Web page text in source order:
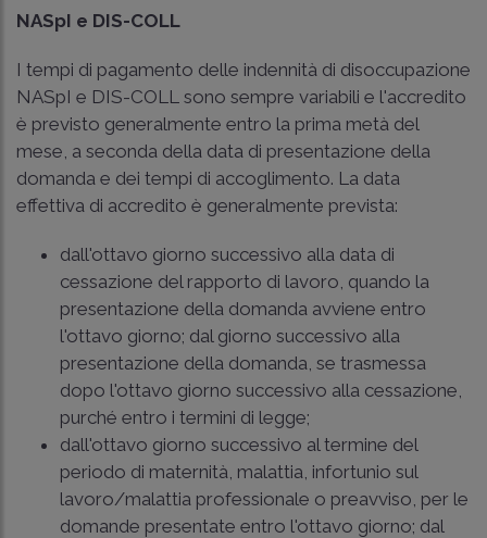
NASpI e DIS-COLL
I tempi di pagamento delle indennità di disoccupazione
NASpI e DIS-COLL sono sempre variabili e l'accredito
è previsto generalmente entro la prima metà del
mese, a seconda della data di presentazione della
domanda e dei tempi di accoglimento. La data
effettiva di accredito è generalmente prevista:
dall'ottavo giorno successivo alla data di
cessazione del rapporto di lavoro, quando la
presentazione della domanda avviene entro
l'ottavo giorno; dal giorno successivo alla
presentazione della domanda, se trasmessa
dopo l'ottavo giorno successivo alla cessazione,
purché entro i termini di legge;
dall'ottavo giorno successivo al termine del
periodo di maternità, malattia, infortunio sul
lavoro/malattia professionale o preavviso, per le
domande presentate entro l'ottavo giorno; dal